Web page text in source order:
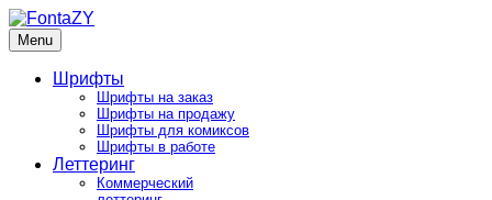
Skip
to
content
FontaZY
Fonts and pictures by Zakhar Yaschin
Menu
Шрифты
Шрифты на заказ
Шрифты на продажу
Шрифты для комиксов
Шрифты в работе
Леттеринг
Коммерческий